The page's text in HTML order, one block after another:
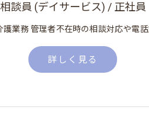
談員 (デイサービス) / 正社員
詳しく見る